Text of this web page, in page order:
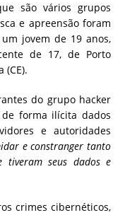
são vários grupos
e apreensão foram
jovem de 19 anos,
de 17, de Porto
(CE).
do grupo hacker
forma ilícita dados
e autoridades
e constranger tanto
tiveram seus dados e
crimes cibernéticos,